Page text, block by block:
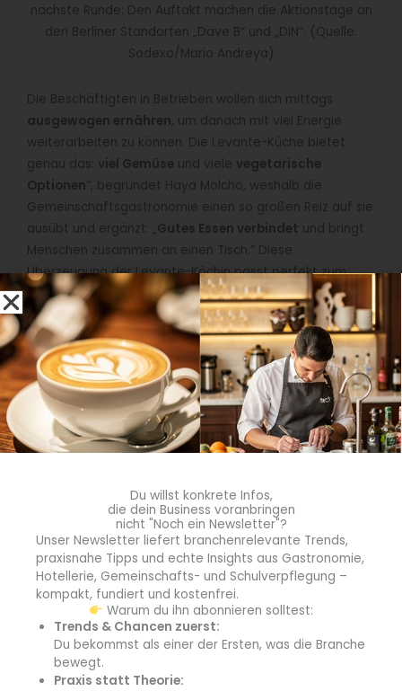
nächste Runde: Den Auftakt machen die Aktionstage an
den Berliner Standorten „Dave B“ und „DIN“. (Quelle:
Sodexo/Mario Andreya)
Die Beschäftigten in Betrieben wollen sich mittags
ausgewogen ernähren, um danach mit viel Energie
weiterarbeiten zu können. Die Levante-Küche bietet
genau das: viel Gemüse und viele vegetarische
Optionen“, begründet Haya Molcho, weshalb die
Gemeinschaftsgastronomie einen so großen Reiz auf sie
ausübt und ergänzt: „Gutes Essen verbindet und bringt
Menschen zusammen an einen Tisch.“ Diese
Überzeugung der Levante-Köchin passt perfekt zum
Anspruch zur Klientel der Betriebsgastronomie, weshalb
sie sehr stolz darauf ist, die erfolgreiche Arbeit
gemeinsam mit dem Sodexo-Team fortzuführen.
gemeinsames Kochbuchmit persönlichen Rezepten
von Sodexo-Köchinnen und Köchen aus acht
verschiedenen Ländern – interpretiert von Haya Molcho
erscheinen.
info
Du willst konkrete Infos,
die dein Business voranbringen
nicht "Noch ein Newsletter"?
Unser Newsletter liefert branchenrelevante Trends,
praxisnahe Tipps und echte Insights aus Gastronomie,
Hotellerie, Gemeinschafts- und Schulverpflegung –
kompakt, fundiert und kostenfrei.
Warum du ihn abonnieren solltest:
Trends & Chancen zuerst:
Du bekommst als einer der Ersten, was die Branche
bewegt.
Praxis statt Theorie: